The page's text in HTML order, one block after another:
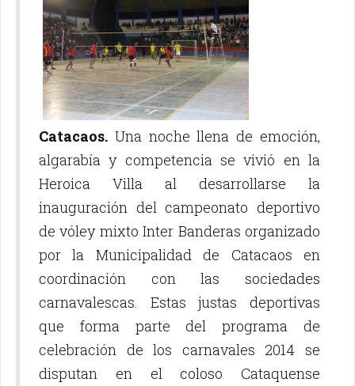
Catacaos. Una noche llena de emoción,
algarabía y competencia se vivió en la
Heroica Villa al desarrollarse la
inauguración del campeonato deportivo
de vóley mixto Inter Banderas organizado
por la Municipalidad de Catacaos en
coordinación con las sociedades
carnavalescas. Estas justas deportivas
que forma parte del programa de
celebración de los carnavales 2014 se
disputan en el coloso Cataquense